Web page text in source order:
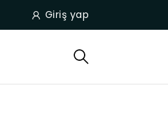
Giriş yap